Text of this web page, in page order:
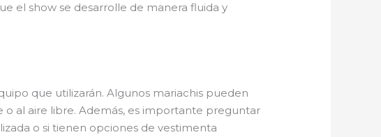
el show se desarrolle de manera fluida y
que utilizarán. Algunos mariachis pueden
al aire libre. Además, es importante preguntar
o si tienen opciones de vestimenta